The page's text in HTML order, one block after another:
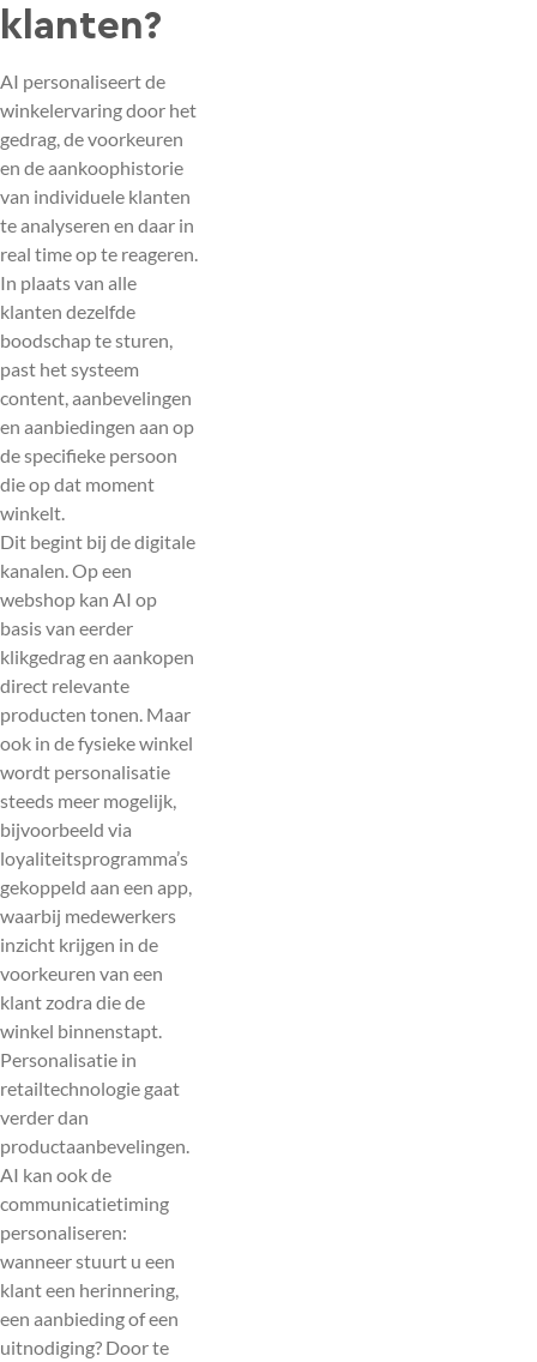
klanten?
AI personaliseert de
winkelervaring door het
gedrag, de voorkeuren
en de aankoophistorie
van individuele klanten
te analyseren en daar in
real time op te reageren.
In plaats van alle
klanten dezelfde
boodschap te sturen,
past het systeem
content, aanbevelingen
en aanbiedingen aan op
de specifieke persoon
die op dat moment
winkelt.
Dit begint bij de digitale
kanalen. Op een
webshop kan AI op
basis van eerder
klikgedrag en aankopen
direct relevante
producten tonen. Maar
ook in de fysieke winkel
wordt personalisatie
steeds meer mogelijk,
bijvoorbeeld via
loyaliteitsprogramma’s
gekoppeld aan een app,
waarbij medewerkers
inzicht krijgen in de
voorkeuren van een
klant zodra die de
winkel binnenstapt.
Personalisatie in
retailtechnologie gaat
verder dan
productaanbevelingen.
AI kan ook de
communicatietiming
personaliseren:
wanneer stuurt u een
klant een herinnering,
een aanbieding of een
uitnodiging? Door te